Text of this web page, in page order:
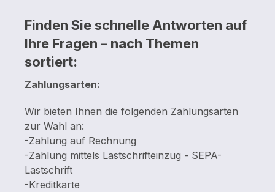
Finden Sie schnelle Antworten auf
Ihre Fragen – nach Themen
sortiert:
Zahlungsarten:
Wir bieten Ihnen die folgenden Zahlungsarten
zur Wahl an:
-Zahlung auf Rechnung
-Zahlung mittels Lastschrifteinzug - SEPA-
Lastschrift
-Kreditkarte